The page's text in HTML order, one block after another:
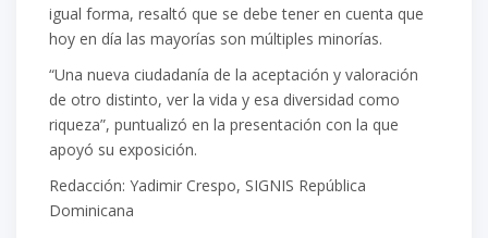
igual forma, resaltó que se debe tener en cuenta que
hoy en día las mayorías son múltiples minorías.
“Una nueva ciudadanía de la aceptación y valoración
de otro distinto, ver la vida y esa diversidad como
riqueza”, puntualizó en la presentación con la que
apoyó su exposición.
Redacción: Yadimir Crespo, SIGNIS República
Dominicana